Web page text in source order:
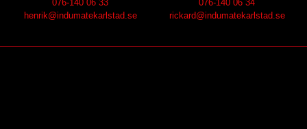
076-140 06 33
henrik@indumatekarlstad.se
076-140 06 34
rickard@indumatekarlstad.se